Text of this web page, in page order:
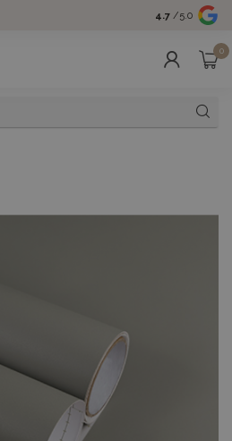
Groot
4.7 /5.0
0